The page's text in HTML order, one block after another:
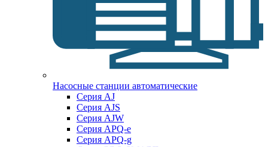
Насосные станции автоматические
Серия AJ
Серия AJS
Серия AJW
Серия APQ-e
Серия APQ-g